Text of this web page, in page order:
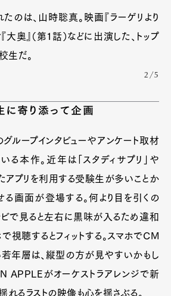
のは、山時聡真。映画『ラーゲリより
大奥』（第1話）などに出演した、トップ
生だ。
2/5
に寄り添って企画
ループインタビューやアンケート取材
る本作。近年は「スタディサプリ」や
アプリを利用する受験生が多いことか
る画面が登場する。何より目を引くの
ビで見ると左右に黒味が入るため違和
視聴するとフィットする。スマホでCM
年層は、縦型の方が見やすいかもし
APPLEがオーケストラアレンジで新
れるラストの映像も心を揺さぶる。